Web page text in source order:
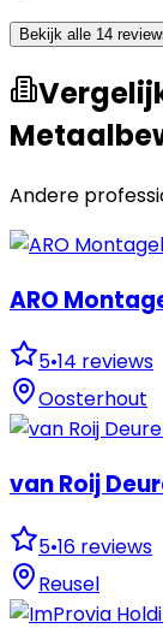
Bekijk alle 14
Andere
ARO
5•14 reviews
Oosterhout
van Roij
5•16 reviews
Reusel